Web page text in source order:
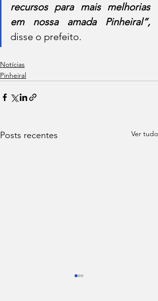
recursos para mais melhorias
disse o prefeito.
Notícias
Pinheiral
Posts recentes Ver tudo